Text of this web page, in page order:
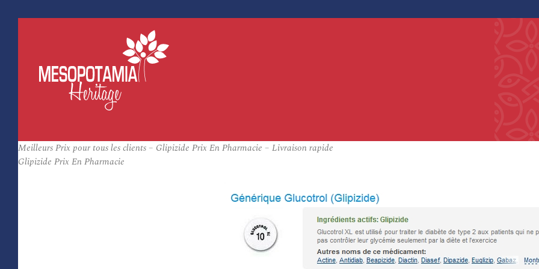
Meilleurs Prix pour tous les clients – Glipizide Prix En Pharmacie – Livraison rapide
Glipizide Prix En Pharmacie